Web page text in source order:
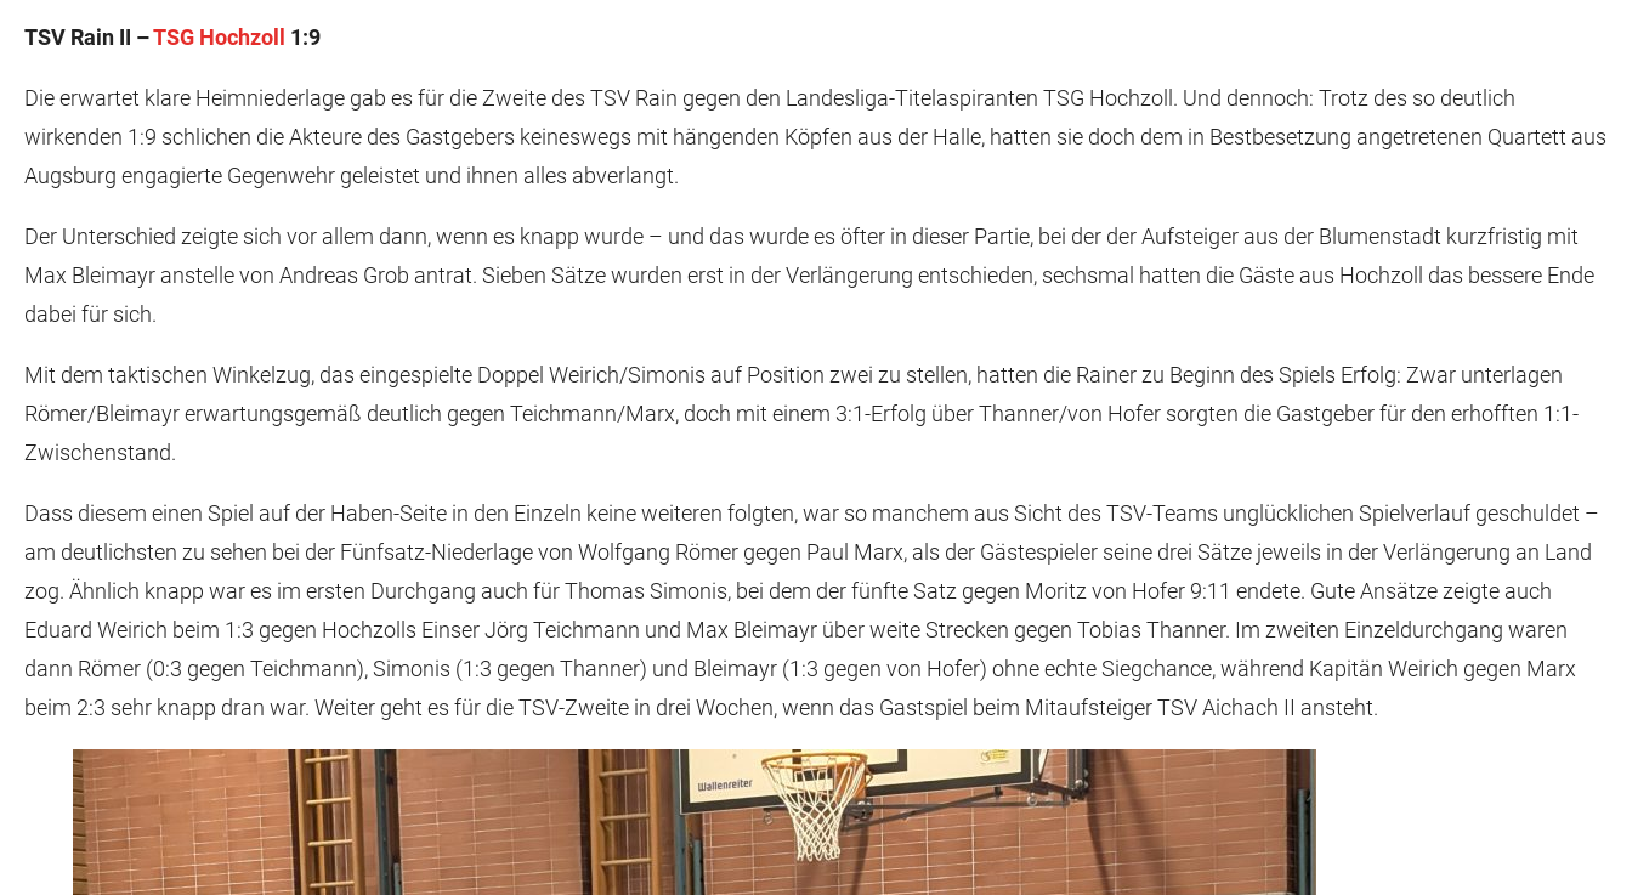
TSV Rain II –TSG Hochzoll 1:9
Die erwartet klare Heimniederlage gab es für die Zweite des TSV Rain gegen den Landesliga-Titelaspiranten TSG Hochzoll. Und dennoch: Trotz des so deutlich
wirkenden 1:9 schlichen die Akteure des Gastgebers keineswegs mit hängenden Köpfen aus der Halle, hatten sie doch dem in Bestbesetzung angetretenen Quartett aus
Augsburg engagierte Gegenwehr geleistet und ihnen alles abverlangt.
Der Unterschied zeigte sich vor allem dann, wenn es knapp wurde – und das wurde es öfter in dieser Partie, bei der der Aufsteiger aus der Blumenstadt kurzfristig mit
Max Bleimayr anstelle von Andreas Grob antrat. Sieben Sätze wurden erst in der Verlängerung entschieden, sechsmal hatten die Gäste aus Hochzoll das bessere Ende
dabei für sich.
Mit dem taktischen Winkelzug, das eingespielte Doppel Weirich/Simonis auf Position zwei zu stellen, hatten die Rainer zu Beginn des Spiels Erfolg: Zwar unterlagen
Römer/Bleimayr erwartungsgemäß deutlich gegen Teichmann/Marx, doch mit einem 3:1-Erfolg über Thanner/von Hofer sorgten die Gastgeber für den erhofften 1:1-
Zwischenstand.
Dass diesem einen Spiel auf der Haben-Seite in den Einzeln keine weiteren folgten, war so manchem aus Sicht des TSV-Teams unglücklichen Spielverlauf geschuldet –
am deutlichsten zu sehen bei der Fünfsatz-Niederlage von Wolfgang Römer gegen Paul Marx, als der Gästespieler seine drei Sätze jeweils in der Verlängerung an Land
zog. Ähnlich knapp war es im ersten Durchgang auch für Thomas Simonis, bei dem der fünfte Satz gegen Moritz von Hofer 9:11 endete. Gute Ansätze zeigte auch
Eduard Weirich beim 1:3 gegen Hochzolls Einser Jörg Teichmann und Max Bleimayr über weite Strecken gegen Tobias Thanner. Im zweiten Einzeldurchgang waren
dann Römer (0:3 gegen Teichmann), Simonis (1:3 gegen Thanner) und Bleimayr (1:3 gegen von Hofer) ohne echte Siegchance, während Kapitän Weirich gegen Marx
beim 2:3 sehr knapp dran war. Weiter geht es für die TSV-Zweite in drei Wochen, wenn das Gastspiel beim Mitaufsteiger TSV Aichach II ansteht.